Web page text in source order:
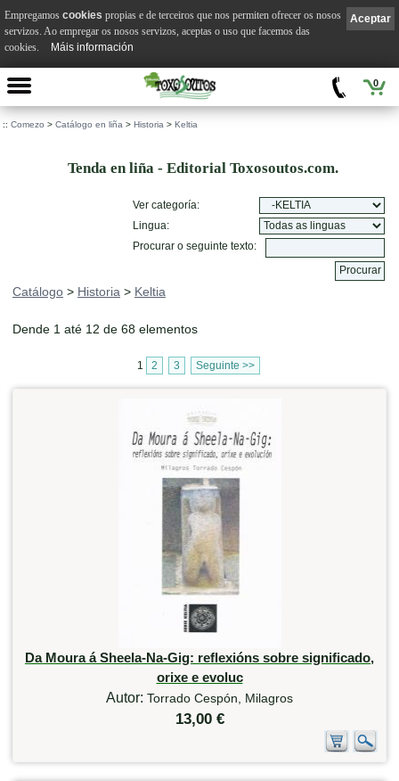
0
:: Comezo > Catálogo en liña > Historia > Keltia
Tenda en liña - Editorial Toxosoutos.com.
Ver categoría:
Lingua:
Procurar o seguinte texto:
Catálogo > Historia > Keltia
Dende 1 até 12 de 68 elementos
1 2 3 Seguinte >>
Da Moura á Sheela-Na-Gig: reflexións sobre significado,
orixe e evoluc
Autor: Torrado Cespón, Milagros
13,00 €
Aceptar
Empregamos cookies propias e de terceiros que nos permiten ofrecer os nosos
servizos. Ao empregar os nosos servizos, aceptas o uso que facemos das
cookies.
Máis información